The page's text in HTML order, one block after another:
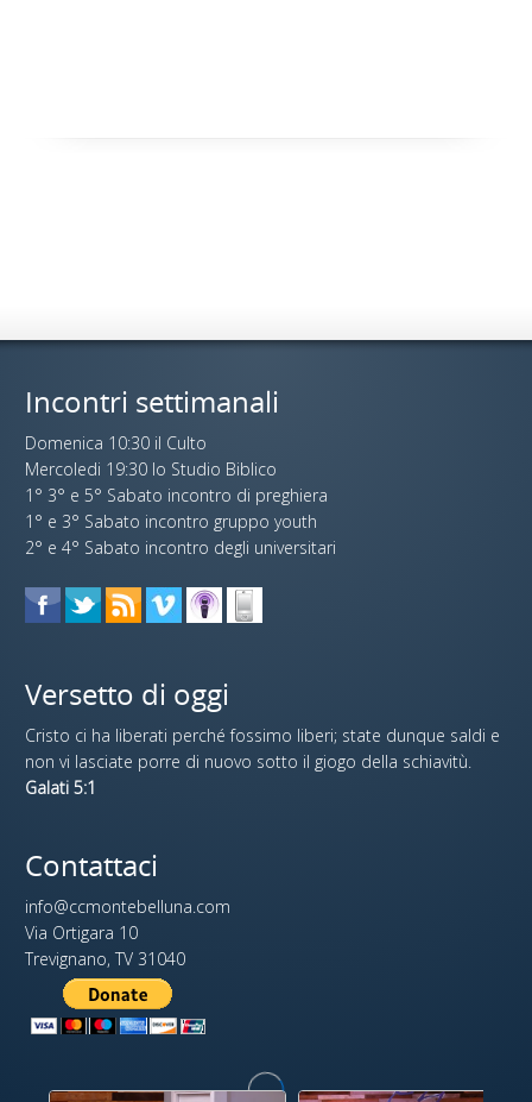
Incontri settimanali
Domenica 10:30 il Culto
Mercoledi 19:30 lo Studio Biblico
1° 3° e 5° Sabato incontro di preghiera
1° e 3° Sabato incontro gruppo youth
2° e 4° Sabato incontro degli universitari
Versetto di oggi
Cristo ci ha liberati perché fossimo liberi; state dunque saldi e
non vi lasciate porre di nuovo sotto il giogo della schiavitù.
Galati 5:1
Contattaci
info@ccmontebelluna.com
Via Ortigara 10
Trevignano, TV 31040